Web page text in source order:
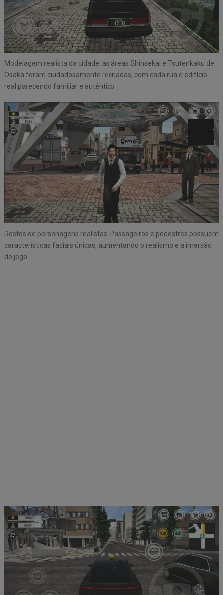
Modelagem realista da cidade: as áreas Shinsekai e Tsutenkaku de
Osaka foram cuidadosamente recriadas, com cada rua e edifício
real parecendo familiar e autêntico.
Rostos de personagens realistas: Passageiros e pedestres possuem
características faciais únicas, aumentando o realismo e a imersão
do jogo.